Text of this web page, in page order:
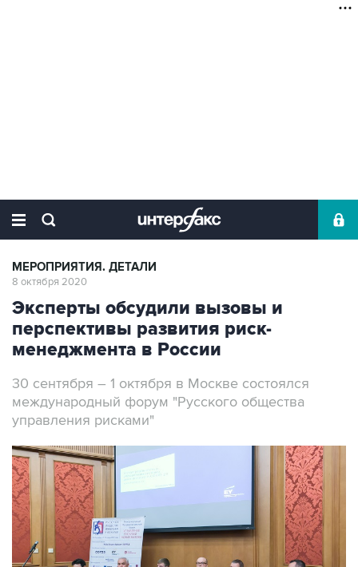
МЕРОПРИЯТИЯ. ДЕТАЛИ
8 октября 2020
Эксперты обсудили вызовы и
перспективы развития риск-
менеджмента в России
30 сентября – 1 октября в Москве состоялся
международный форум "Русского общества
управления риcками"